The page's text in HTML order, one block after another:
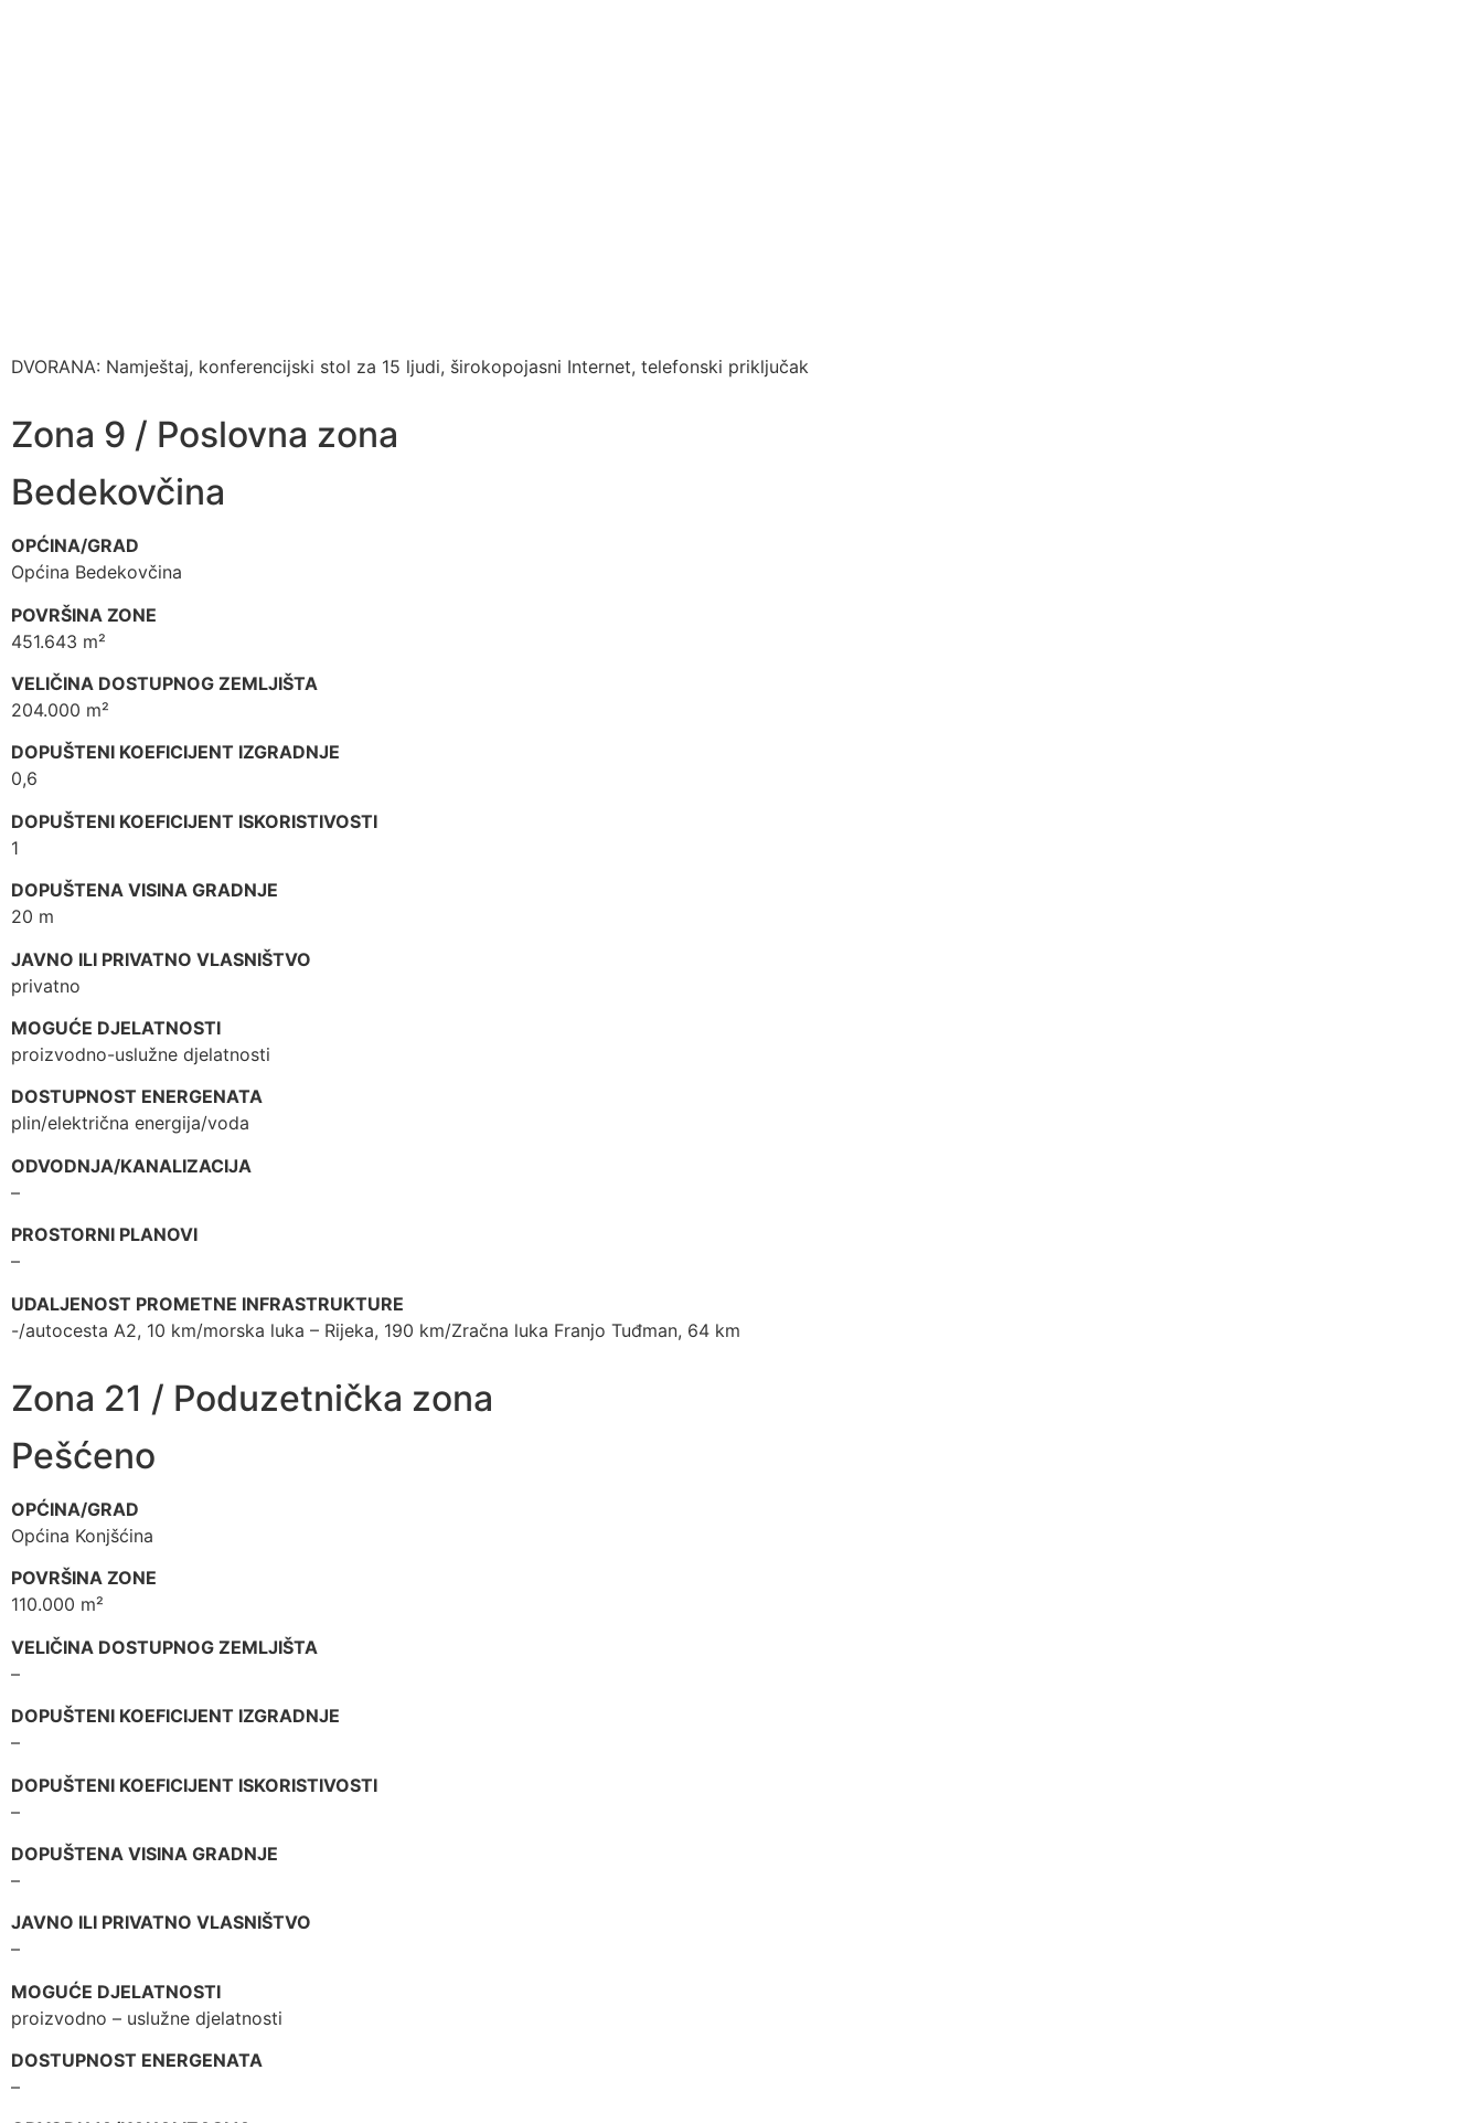
DVORANA: Namještaj, konferencijski stol za 15 ljudi, širokopojasni Internet, telefonski priključak
Zona 9 / Poslovna zona
Bedekovčina
OPĆINA/GRAD
Općina Bedekovčina
POVRŠINA ZONE
451.643 m²
VELIČINA DOSTUPNOG ZEMLJIŠTA
204.000 m²
DOPUŠTENI KOEFICIJENT IZGRADNJE
0,6
DOPUŠTENI KOEFICIJENT ISKORISTIVOSTI
1
DOPUŠTENA VISINA GRADNJE
20 m
JAVNO ILI PRIVATNO VLASNIŠTVO
privatno
MOGUĆE DJELATNOSTI
proizvodno-uslužne djelatnosti
DOSTUPNOST ENERGENATA
plin/električna energija/voda
ODVODNJA/KANALIZACIJA
–
PROSTORNI PLANOVI
–
UDALJENOST PROMETNE INFRASTRUKTURE
-/autocesta A2, 10 km/morska luka – Rijeka, 190 km/Zračna luka Franjo Tuđman, 64 km
Zona 21 / Poduzetnička zona
Pešćeno
OPĆINA/GRAD
Općina Konjšćina
POVRŠINA ZONE
110.000 m²
VELIČINA DOSTUPNOG ZEMLJIŠTA
–
DOPUŠTENI KOEFICIJENT IZGRADNJE
–
DOPUŠTENI KOEFICIJENT ISKORISTIVOSTI
–
DOPUŠTENA VISINA GRADNJE
–
JAVNO ILI PRIVATNO VLASNIŠTVO
–
MOGUĆE DJELATNOSTI
proizvodno – uslužne djelatnosti
DOSTUPNOST ENERGENATA
–